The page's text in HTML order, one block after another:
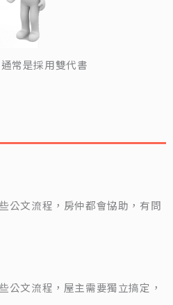
常是採用雙代書
公文流程，房仲都會協助，有問
公文流程，屋主需要獨立搞定，